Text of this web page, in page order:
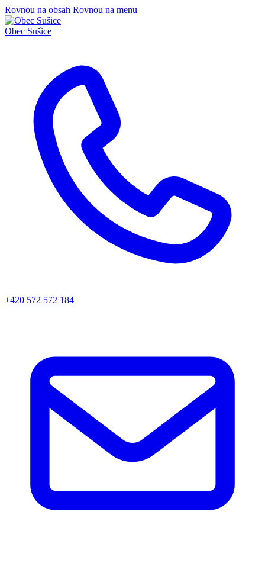
Rovnou na obsah Rovnou na menu
Obec Sušice
+420 572 572 184